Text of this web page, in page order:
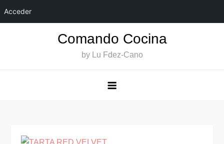
Acceder
Comando Cocina
by Lu Fdez-Cano